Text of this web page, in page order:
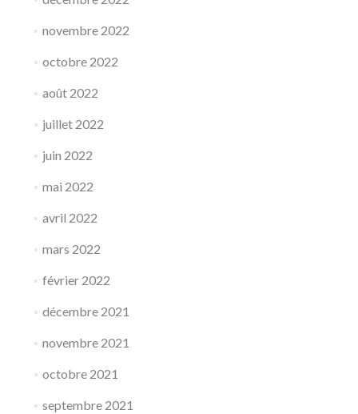
novembre 2022
octobre 2022
août 2022
juillet 2022
juin 2022
mai 2022
avril 2022
mars 2022
février 2022
décembre 2021
novembre 2021
octobre 2021
septembre 2021